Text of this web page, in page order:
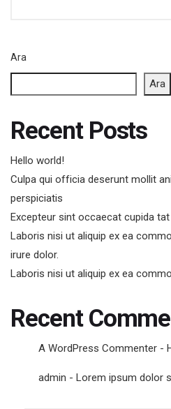
Ara
Ara
Recent Posts
Hello world!
Culpa qui officia deserunt mollit
perspiciatis
Excepteur sint occaecat cupida
Laboris nisi ut aliquip ex ea
irure dolor.
Laboris nisi ut aliquip ex ea
Recent
A WordPress Commenter -
admin - Lorem ipsum dolor